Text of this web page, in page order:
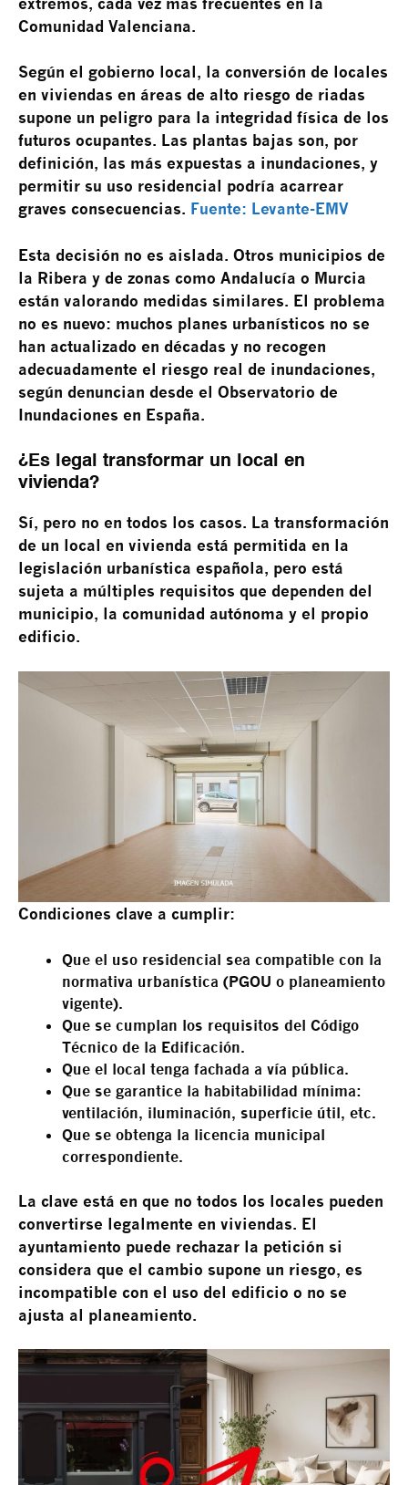
Comunidad Valenciana.
Según el gobierno local, la conversión de locales
en viviendas en áreas de alto riesgo de riadas
supone un peligro para la integridad física de los
futuros ocupantes. Las plantas bajas son, por
definición, las más expuestas a inundaciones, y
permitir su uso residencial podría acarrear
graves consecuencias. Fuente: Levante-EMV
Esta decisión no es aislada. Otros municipios de
la Ribera y de zonas como Andalucía o Murcia
están valorando medidas similares. El problema
no es nuevo: muchos planes urbanísticos no se
han actualizado en décadas y no recogen
adecuadamente el riesgo real de inundaciones,
según denuncian desde el Observatorio de
Inundaciones en España.
¿Es legal transformar un local en
vivienda?
Sí, pero no en todos los casos. La transformación
de un local en vivienda está permitida en la
legislación urbanística española, pero está
sujeta a múltiples requisitos que dependen del
municipio, la comunidad autónoma y el propio
edificio.
Condiciones clave a cumplir:
Que el uso residencial sea compatible con la
normativa urbanística (PGOU o planeamiento
vigente).
Que se cumplan los requisitos del Código
Técnico de la Edificación.
Que el local tenga fachada a vía pública.
Que se garantice la habitabilidad mínima:
ventilación, iluminación, superficie útil, etc.
Que se obtenga la licencia municipal
correspondiente.
La clave está en que no todos los locales pueden
convertirse legalmente en viviendas. El
ayuntamiento puede rechazar la petición si
considera que el cambio supone un riesgo, es
incompatible con el uso del edificio o no se
ajusta al planeamiento.